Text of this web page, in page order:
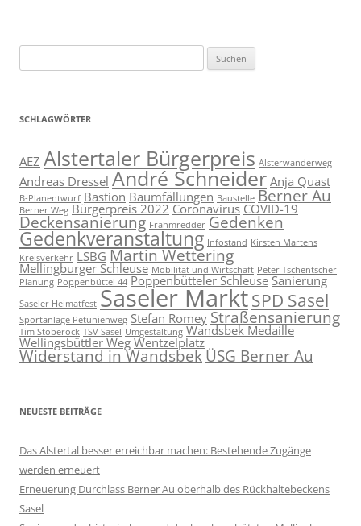
nach:
SCHLAGWÖRTER
AEZ Alstertaler Bürgerpreis Alsterwanderweg
Andreas Dressel André SchneiderAnja Quast
B-Planentwurf Bastion Baumfällungen Baustelle Berner Au
Berner Weg Bürgerpreis 2022CoronavirusCOVID-19
Deckensanierung Frahmredder Gedenken
Gedenkveranstaltung Infostand Kirsten Martens
Kreisverkehr LSBG Martin Wettering
Mellingburger Schleuse Mobilität und Wirtschaft Peter Tschentscher
Planung Poppenbüttel 44 Poppenbütteler SchleuseSanierung
Saseler Heimatfest Saseler MarktSPD Sasel
Sportanlage Petunienweg Stefan Romey Straßensanierung
Tim Stoberock TSV Sasel Umgestaltung Wandsbek Medaille
Wellingsbüttler WegWentzelplatz
Widerstand in Wandsbek ÜSG Berner Au
NEUESTE BEITRÄGE
Das Alstertal besser erreichbar machen: Bestehende Zugänge
werden erneuert
Erneuerung Durchlass Berner Au oberhalb des Rückhalte­beckens
Sasel